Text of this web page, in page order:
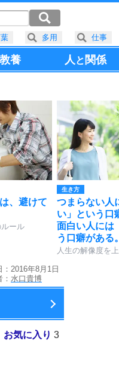
教養 人と 関係
、避けて
ール
生き方
つまらない人
い」という口
面白い人には
う口癖がある。
人生の解像度を
：2016年8月1日
水口貴博
多用 仕事